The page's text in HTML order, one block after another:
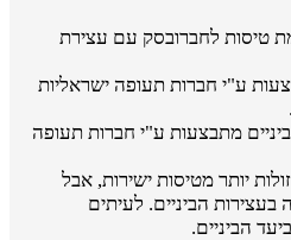
טיסות לחברובסק עם עצירת
ע"י חברות תעופה ישראליות
מתבצעות ע"י חברות תעופה
יותר מטיסות ישירות, אבל
הביניים. לעיתים
הביניים.